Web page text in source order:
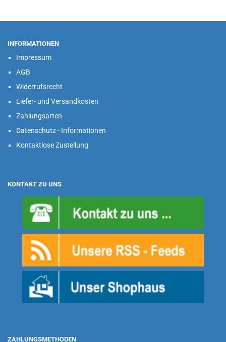
INFORMATIONEN
Impressum
AGB
Widerrufsrecht
Liefer- und Versandkosten
Zahlungsarten
Datenschutz - Informationen
Kontaktlose Zustellung
KONTAKT ZU UNS
ZAHLUNGSMETHODEN